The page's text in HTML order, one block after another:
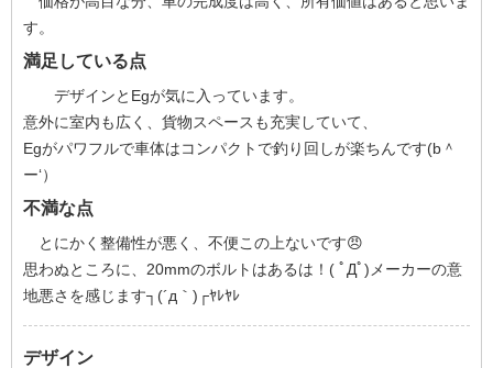
す。
満足している点
デザインとEgが気に入っています。
意外に室内も広く、貨物スペースも充実していて、
Egがパワフルで車体はコンパクトで釣り回しが楽ちんです(b＾
ー‘）
不満な点
とにかく整備性が悪く、不便この上ないです😠
思わぬところに、20mmのボルトはあるは！( ﾟДﾟ)メーカーの意
地悪さを感じます┐(´д｀)┌ﾔﾚﾔﾚ
デザイン